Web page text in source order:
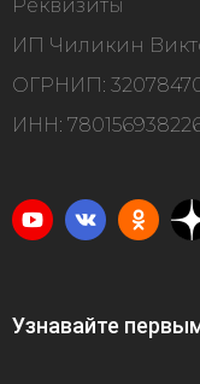
Реквизиты
ИП Чиликин
ОГРНИП:
ИНН:
Узнавайте